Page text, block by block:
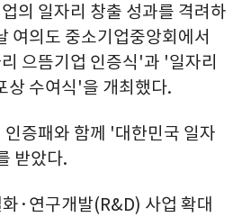
의 일자리 창출 성과를 격려하
여의도 중소기업중앙회에서
으뜸기업 인증식'과 '일자리
상 수여식'을 개최했다.
증패와 함께 '대한민국 일자
받았다.
·연구개발(R&D) 사업 확대